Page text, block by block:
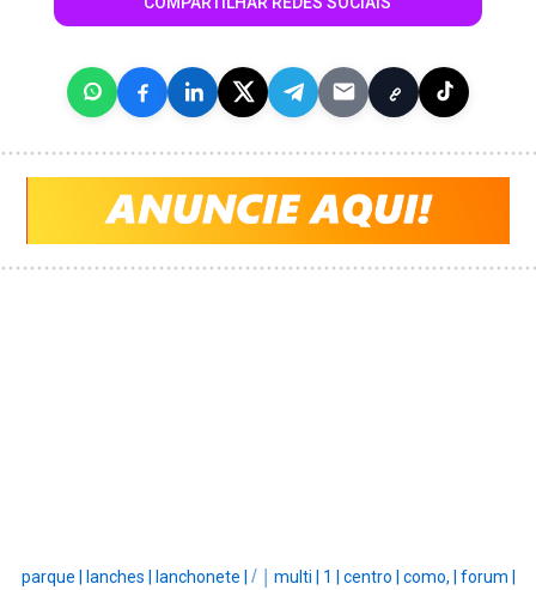
parque | lanches | lanchonete | / | multi | 1 | centro | como, | forum |